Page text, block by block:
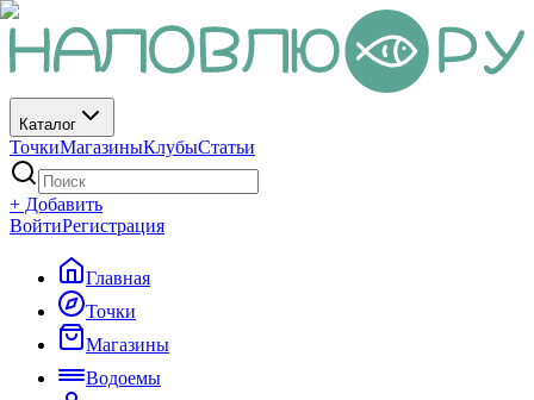
Каталог
ТочкиМагазиныКлубыСтатьи
+ Добавить
ВойтиРегистрация
Главная
Точки
Магазины
Водоемы